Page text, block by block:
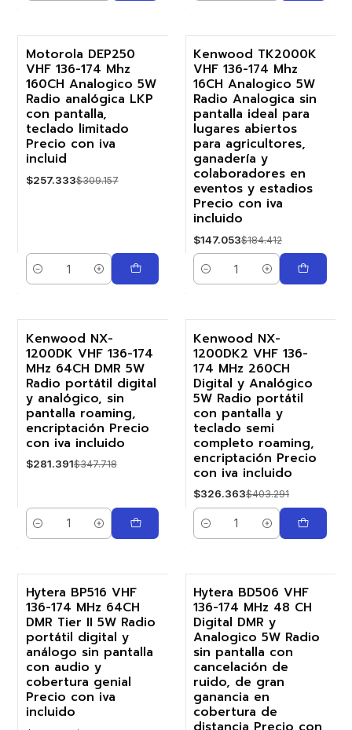
-17%
Motorola DEP250
VHF 136-174 Mhz
160CH Analogico 5W
Radio analógica LKP
con pantalla,
teclado limitado
Precio con iva
incluid
$257.333$309.157
Cantidad
-20%
Kenwood TK2000K
VHF 136-174 Mhz
16CH Analogico 5W
Radio Analogica sin
pantalla ideal para
lugares abiertos
para agricultores,
ganadería y
colaboradores en
eventos y estadios
Precio con iva
incluido
$147.053$184.412
Cantidad
-19%
Kenwood NX-
1200DK VHF 136-174
MHz 64CH DMR 5W
Radio portátil digital
y analógico, sin
pantalla roaming,
encriptación Precio
con iva incluido
$281.391$347.718
Cantidad
-19%
Kenwood NX-
1200DK2 VHF 136-
174 MHz 260CH
Digital y Analógico
5W Radio portátil
con pantalla y
teclado semi
completo roaming,
encriptación Precio
con iva incluido
$326.363$403.291
Cantidad
-25%
Hytera BP516 VHF
136-174 MHz 64CH
DMR Tier II 5W Radio
portátil digital y
análogo sin pantalla
con audio y
cobertura genial
Precio con iva
incluido
-19%
Hytera BD506 VHF
136-174 MHz 48 CH
Digital DMR y
Analogico 5W Radio
sin pantalla con
cancelación de
ruido, de gran
ganancia en
cobertura de